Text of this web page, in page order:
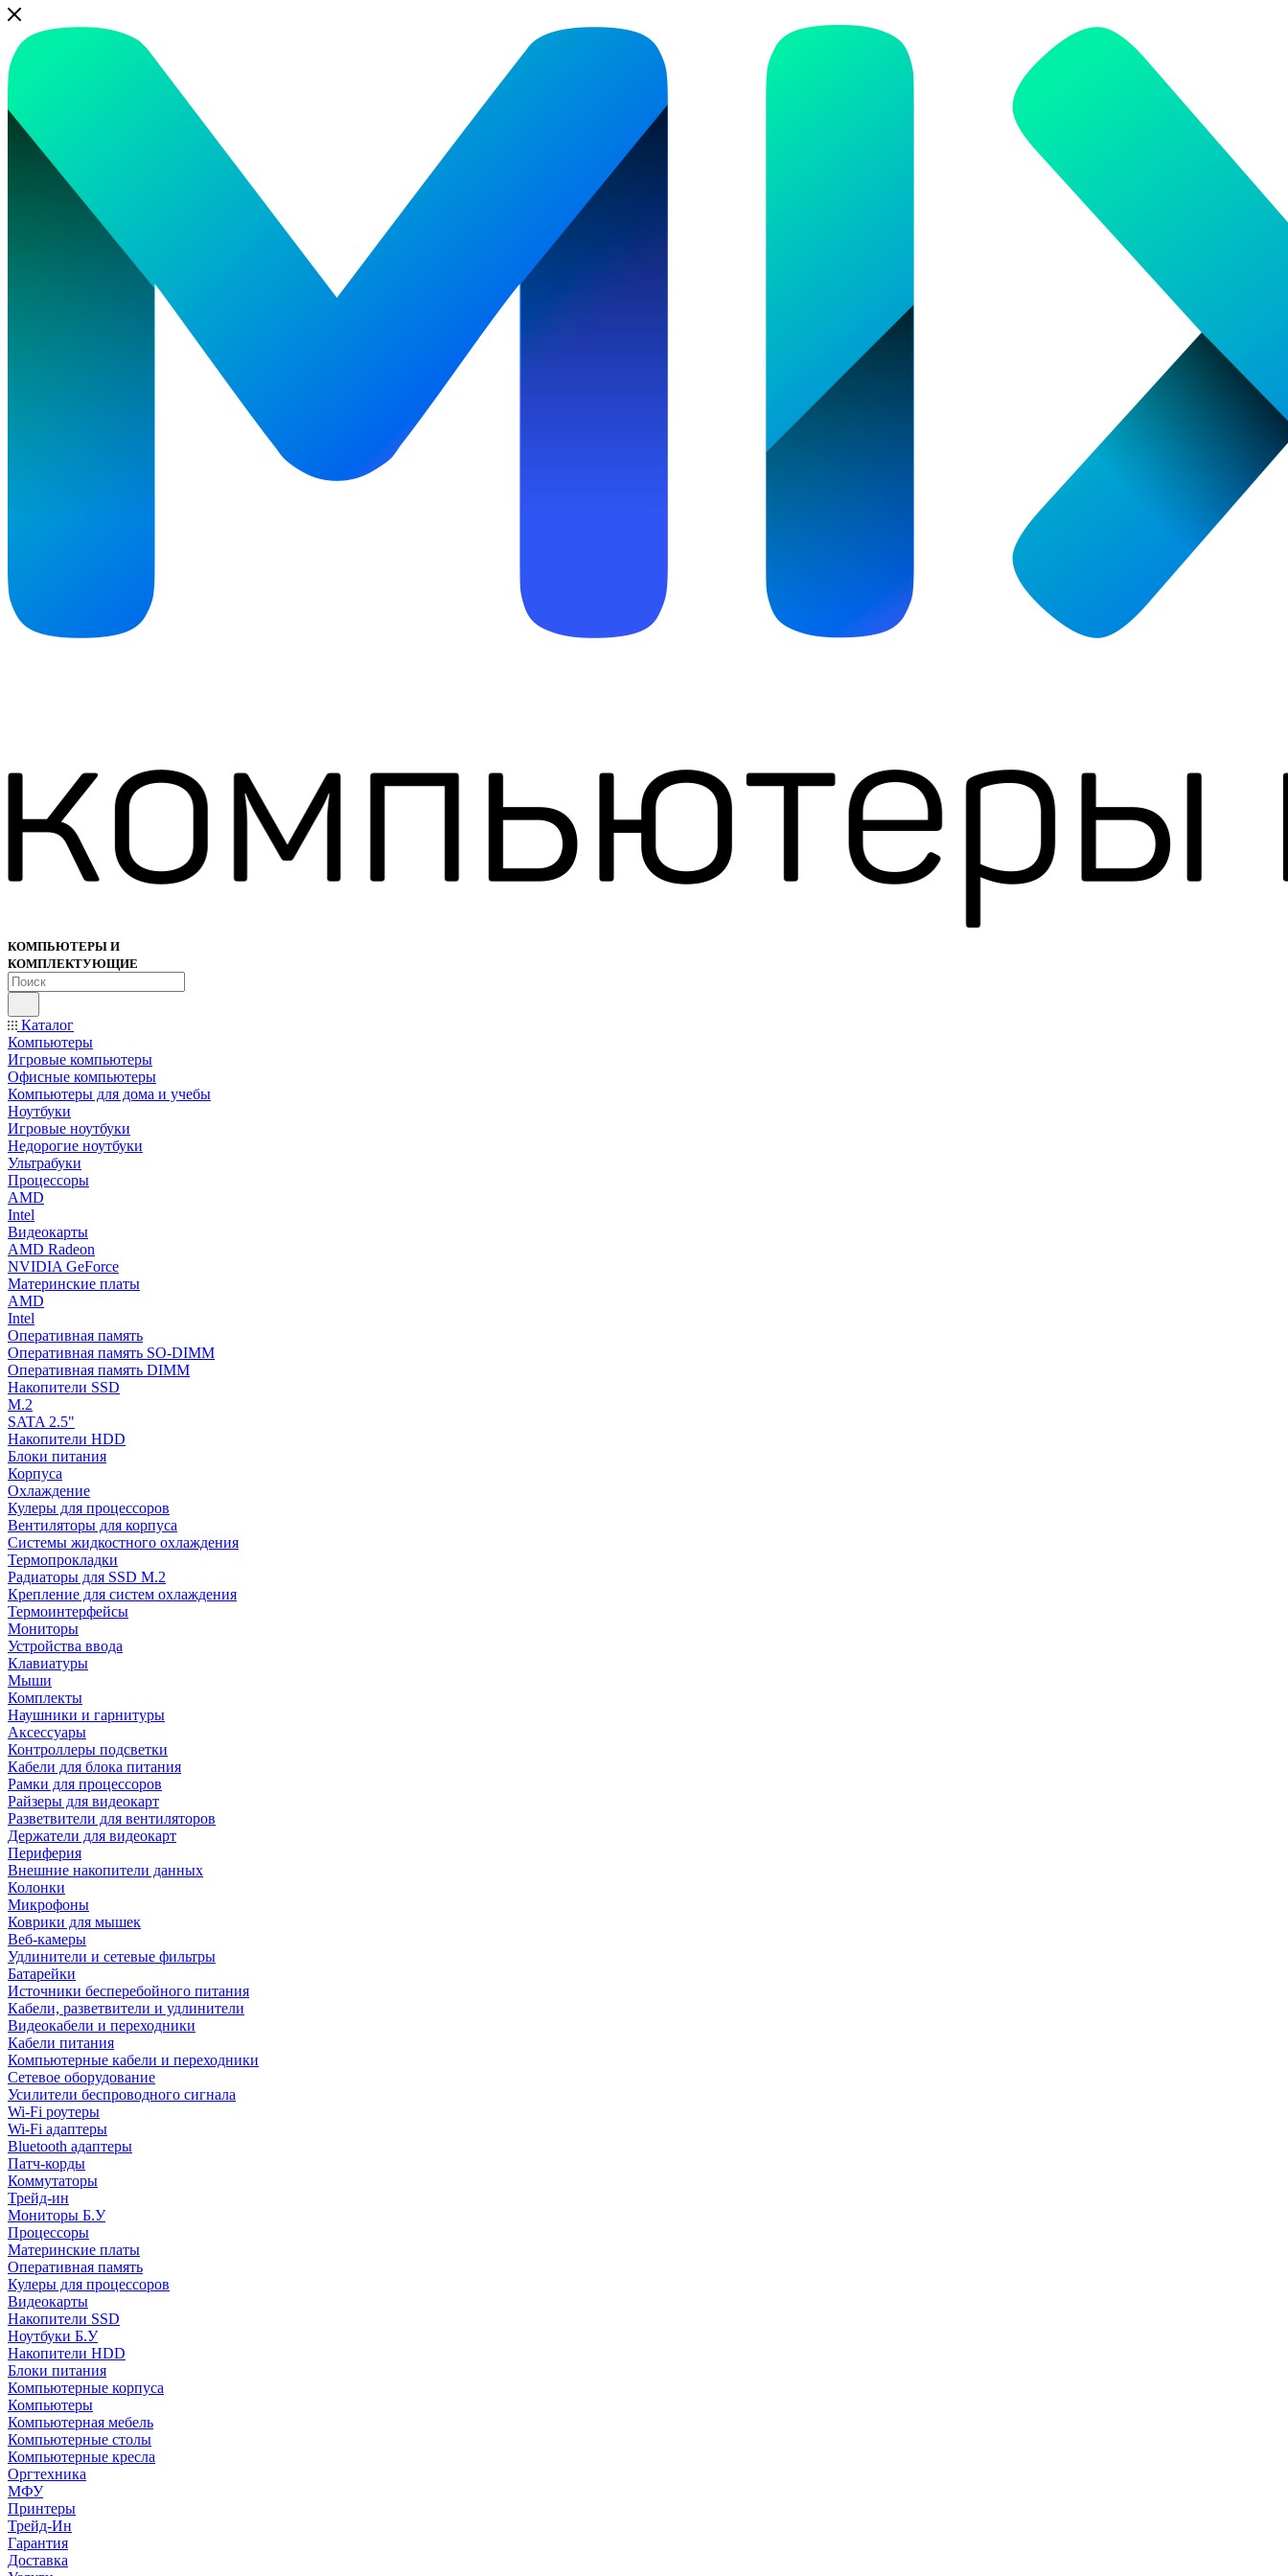
КОМПЬЮТЕРЫ И
КОМПЛЕКТУЮЩИЕ
Каталог
Компьютеры
Игровые компьютеры
Офисные компьютеры
Компьютеры для дома и учебы
Ноутбуки
Игровые ноутбуки
Недорогие ноутбуки
Ультрабуки
Процессоры
AMD
Intel
Видеокарты
AMD Radeon
NVIDIA GeForce
Материнские платы
AMD
Intel
Оперативная память
Оперативная память SO-DIMM
Оперативная память DIMM
Накопители SSD
M.2
SATA 2.5"
Накопители HDD
Блоки питания
Корпуса
Охлаждение
Кулеры для процессоров
Вентиляторы для корпуса
Системы жидкостного охлаждения
Термопрокладки
Радиаторы для SSD M.2
Крепление для систем охлаждения
Термоинтерфейсы
Мониторы
Устройства ввода
Клавиатуры
Мыши
Комплекты
Наушники и гарнитуры
Аксессуары
Контроллеры подсветки
Кабели для блока питания
Рамки для процессоров
Райзеры для видеокарт
Разветвители для вентиляторов
Держатели для видеокарт
Периферия
Внешние накопители данных
Колонки
Микрофоны
Коврики для мышек
Веб-камеры
Удлинители и сетевые фильтры
Батарейки
Источники бесперебойного питания
Кабели, разветвители и удлинители
Видеокабели и переходники
Кабели питания
Компьютерные кабели и переходники
Сетевое оборудование
Усилители беспроводного сигнала
Wi-Fi роутеры
Wi-Fi адаптеры
Bluetooth адаптеры
Патч-корды
Коммутаторы
Трейд-ин
Мониторы Б.У
Процессоры
Материнские платы
Оперативная память
Кулеры для процессоров
Видеокарты
Накопители SSD
Ноутбуки Б.У
Накопители HDD
Блоки питания
Компьютерные корпуса
Компьютеры
Компьютерная мебель
Компьютерные столы
Компьютерные кресла
Оргтехника
МФУ
Принтеры
Трейд-Ин
Гарантия
Доставка